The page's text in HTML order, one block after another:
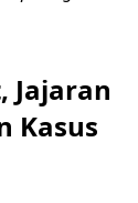
Jajaran
Kasus